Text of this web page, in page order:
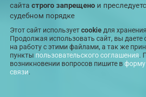
сайта строго запрещено и
судебном порядке
Этот сайт используетcookie для
Продолжая использовать сайт, вы даете
на работу с этими файлами, а так же
пункты пользовательского соглашения.
возникновении вопросов пишите вформу
связи.